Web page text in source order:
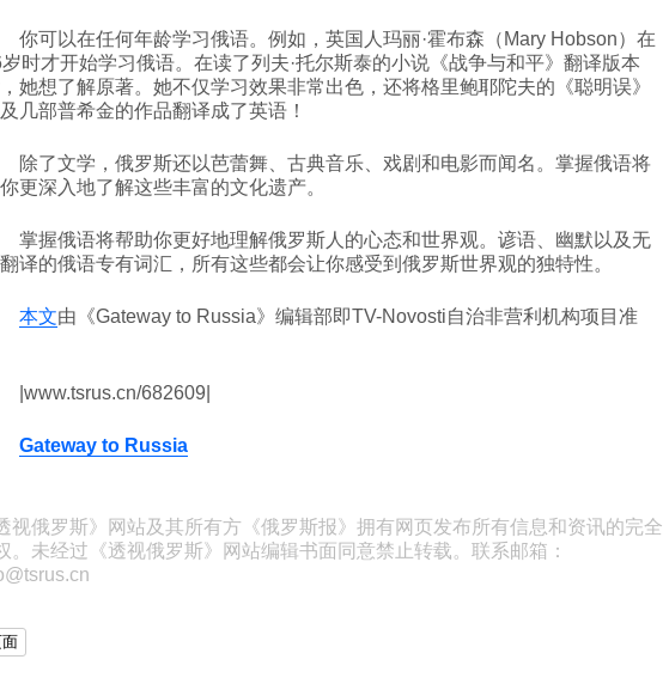
你可以在任何年龄学习俄语。例如，英国人玛丽·霍布森（Mary Hobson）在
时才开始学习俄语。在读了列夫·托尔斯泰的小说《战争与和平》翻译版本
她想了解原著。她不仅学习效果非常出色，还将格里鲍耶陀夫的《聪明误》
几部普希金的作品翻译成了英语！
除了文学，俄罗斯还以芭蕾舞、古典音乐、戏剧和电影而闻名。掌握俄语将
更深入地了解这些丰富的文化遗产。
掌握俄语将帮助你更好地理解俄罗斯人的心态和世界观。谚语、幽默以及无
译的俄语专有词汇，所有这些都会让你感受到俄罗斯世界观的独特性。
本文由《Gateway to Russia》编辑部即TV-Novosti自治非营利机构项目准
|www.tsrus.cn/682609|
Gateway to Russia
视俄罗斯》网站及其所有方《俄罗斯报》拥有网页发布所有信息和资讯的完全
。未经过《透视俄罗斯》网站编辑书面同意禁止转载。联系邮箱：